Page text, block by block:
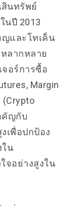
สินทรัพย์
นปี 2013
ญและโทเค็น
ลากหลาย
จอร์การซื้อ
Margin
คัญกับ
เพื่อปกป้อง
น
จอย่างสูงใน